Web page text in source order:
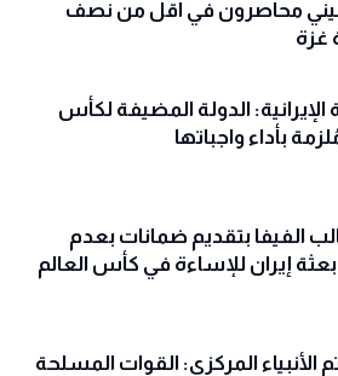
محاصرون في أقل من نصف
غزة
الإيرانية: الدولة المضيفة لكأس
بأداء واجباتها
الفيفا بتقديم ضمانات بعدم
إيران للإساءة في كأس العالم
الأنبياء المركزي: القوات المسلحة